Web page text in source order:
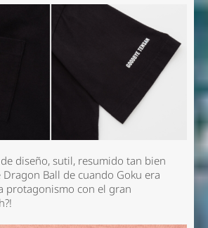
diseño, sutil, resumido tan bien
Ball de cuando Goku era
protagonismo con el gran